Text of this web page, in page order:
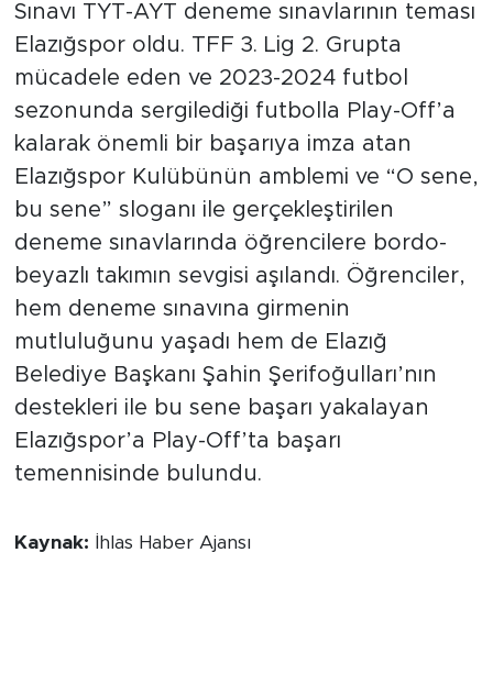
Sınavı TYT-AYT deneme sınavlarının teması
Elazığspor oldu. TFF 3. Lig 2. Grupta
mücadele eden ve 2023-2024 futbol
sezonunda sergilediği futbolla Play-Off’a
kalarak önemli bir başarıya imza atan
Elazığspor Kulübünün amblemi ve “O sene,
bu sene” sloganı ile gerçekleştirilen
deneme sınavlarında öğrencilere bordo-
beyazlı takımın sevgisi aşılandı. Öğrenciler,
hem deneme sınavına girmenin
mutluluğunu yaşadı hem de Elazığ
Belediye Başkanı Şahin Şerifoğulları’nın
destekleri ile bu sene başarı yakalayan
Elazığspor’a Play-Off’ta başarı
temennisinde bulundu.
Kaynak: İhlas Haber Ajansı